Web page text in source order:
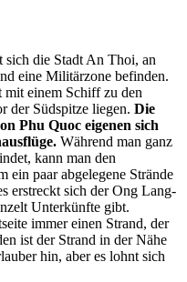
sich die Stadt An Thoi, an
eine Militärzone befinden.
einem Schiff zu den
der Südspitze liegen. Die
Phu Quoc eigenen sich
Während man ganz
kann man den
ein paar abgelegene Strände
erstreckt sich der Ong Lang-
Unterkünfte gibt.
immer einen Strand, der
ist der Strand in der Nähe
hin, aber es lohnt sich